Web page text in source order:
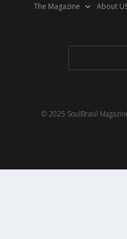
The Magazine About
© 2025 SoulBrasil